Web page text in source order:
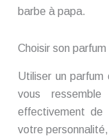
barbe à papa.
Choisir son
Utiliser un parfum
vous
effectivement de
votre